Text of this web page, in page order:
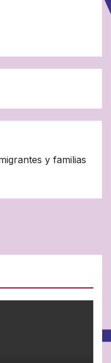
y familias